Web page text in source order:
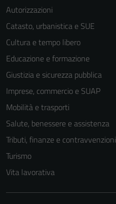
Autorizzazioni
Catasto, urbanistica e SUE
Cultura e tempo libero
Educazione e formazione
Giustizia e sicurezza pubblica
Imprese, commercio e SUAP
Mobilità e trasporti
Salute, benessere e assistenza
Tributi, finanze e contravvenzioni
Turismo
Vita lavorativa